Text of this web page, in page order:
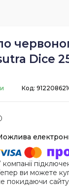
Dice
Код:
компанії
ви можете
покидаючи